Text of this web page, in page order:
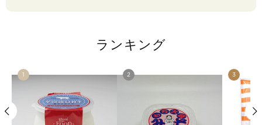
ランキング
1 2 3